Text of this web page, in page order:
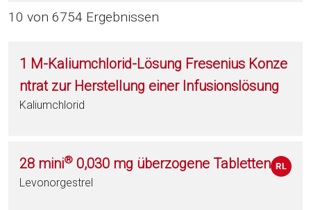
10 von 6754 Ergebnissen
1 M-Kaliumchlorid-Lösung Fresenius Konze
ntrat zur Herstellung einer Infusionslösung
Kaliumchlorid
28 mini® 0,030 mg überzogene Tabletten
Levonorgestrel